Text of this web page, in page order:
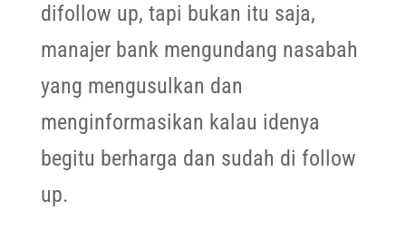
difollow up, tapi bukan itu saja,
manajer bank mengundang nasabah
yang mengusulkan dan
menginformasikan kalau idenya
begitu berharga dan sudah di follow
up.